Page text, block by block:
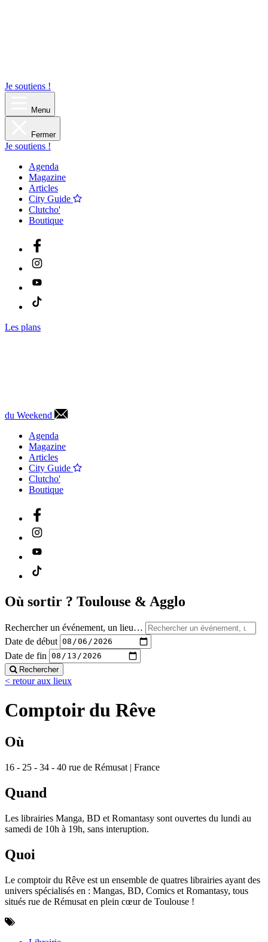
Je soutiens !
Menu
Fermer
Je soutiens !
Agenda
Magazine
Articles
City Guide
Clutcho'
Boutique
Les plans
du Weekend
Agenda
Magazine
Articles
City Guide
Clutcho'
Boutique
Où sortir ? Toulouse & Agglo
Rechercher un événement, un lieu…
Date de début
Date de fin
Rechercher
< retour aux lieux
Comptoir du Rêve
Où
16 - 25 - 34 - 40 rue de Rémusat | France
Quand
Les librairies Manga, BD et Romantasy sont ouvertes du lundi au
samedi de 10h à 19h, sans interuption.
Quoi
Le comptoir du Rêve est un ensemble de quatres librairies ayant des
univers spécialisés en : Mangas, BD, Comics et Romantasy, tous
situés rue de Rémusat en plein cœur de Toulouse !